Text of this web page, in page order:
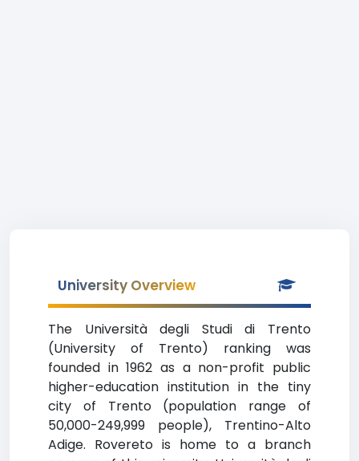
University Overview
The Università degli Studi di Trento
(University of Trento) ranking was
founded in 1962 as a non-profit public
higher-education institution in the tiny
city of Trento (population range of
50,000-249,999 people), Trentino-Alto
Adige. Rovereto is home to a branch